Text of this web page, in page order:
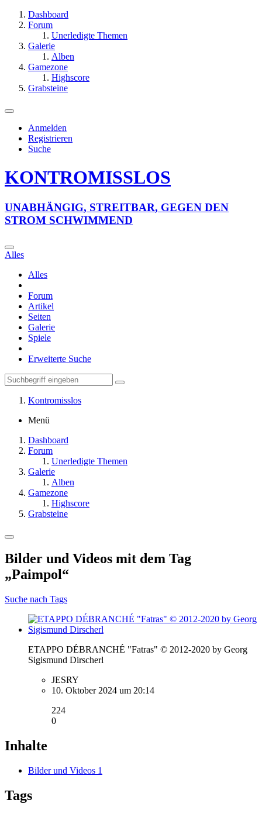
Dashboard
Forum
Unerledigte Themen
Galerie
Alben
Gamezone
Highscore
Grabsteine
Anmelden
Registrieren
Suche
KONTROMISSLOS
UNABHÄNGIG, STREITBAR, GEGEN DEN
STROM SCHWIMMEND
Alles
Alles
Forum
Artikel
Seiten
Galerie
Spiele
Erweiterte Suche
Kontromisslos
Menü
Dashboard
Forum
Unerledigte Themen
Galerie
Alben
Gamezone
Highscore
Grabsteine
Bilder und Videos mit dem Tag
„Paimpol“
Suche nach Tags
ETAPPO DÉBRANCHÉ "Fatras" © 2012-2020 by Georg
Sigismund Dirscherl
JESRY
10. Oktober 2024 um 20:14
224
0
Inhalte
Bilder und Videos 1
Tags